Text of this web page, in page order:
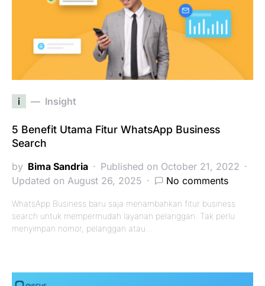
i Insight
5 Benefit Utama Fitur WhatsApp Business
Search
by Bima Sandria
Published on October 21, 2022
Updated on August 26, 2025
No comments
WhatsApp Business baru saja menambahkan fitur business
search untuk mempermudah layanan pelanggan. Tak perlu
menyimpan nomor, pelanggan atau…